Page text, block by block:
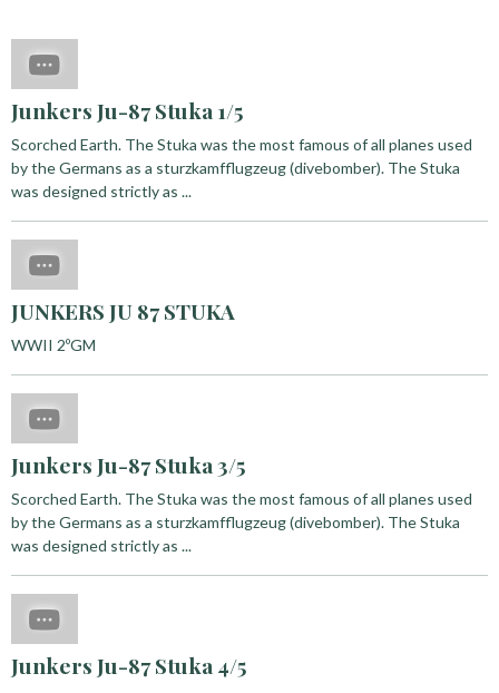
Junkers Ju-87 Stuka 1/5
Scorched Earth. The Stuka was the most famous of all planes used
by the Germans as a sturzkamfflugzeug (divebomber). The Stuka
was designed strictly as ...
JUNKERS JU 87 STUKA
WWII 2ºGM
Junkers Ju-87 Stuka 3/5
Scorched Earth. The Stuka was the most famous of all planes used
by the Germans as a sturzkamfflugzeug (divebomber). The Stuka
was designed strictly as ...
Junkers Ju-87 Stuka 4/5